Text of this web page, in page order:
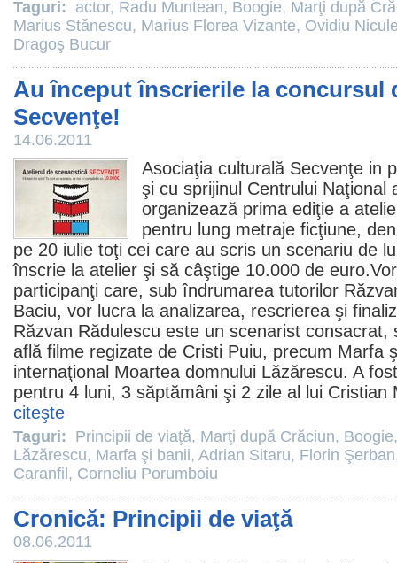
Taguri: actor, Radu Muntean, Boogie, Marţi după
Marius Stănescu, Marius Florea Vizante, Ovidiu
Dragoş Bucur
Au început înscrierile la concursul
Secvenţe!
14.06.2011
Asociaţia culturală Secvenţe in
şi cu sprijinul Centrului Naţional
organizează prima ediţie a
pentru lung metraje ficţiune,
pe 20 iulie toţi cei care au scris un scenariu de
înscrie la atelier şi să câştige 10.000 de
participanţi care, sub îndrumarea tutorilor
Baciu, vor lucra la analizarea, rescrierea şi
Răzvan Rădulescu este un scenarist
află filme regizate de Cristi Puiu, precum Marfa
internaţional Moartea domnului Lăzărescu. A
pentru 4 luni, 3 săptămâni şi 2 zile al lui
citeşte
Taguri: Principii de viaţă, Marţi după Crăciun, Boogie
Lăzărescu, Marfa şi banii, Adrian Sitaru, Florin Şerban
Caranfil , Corneliu Porumboiu
Cronică: Principii de viaţă
08.06.2011